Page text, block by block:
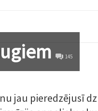
145
jau pieredzējusī